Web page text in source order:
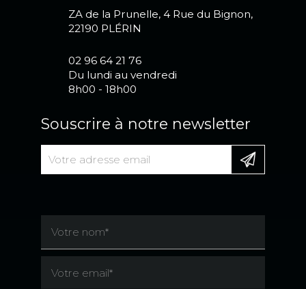
ZA de la Prunelle, 4 Rue du Bignon,
22190 PLÉRIN
02 96 64 21 76
Du lundi au vendredi
8h00 - 18h00
Souscrire à notre newsletter